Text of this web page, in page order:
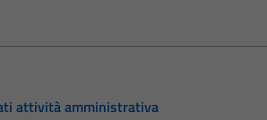
attività amministrativa